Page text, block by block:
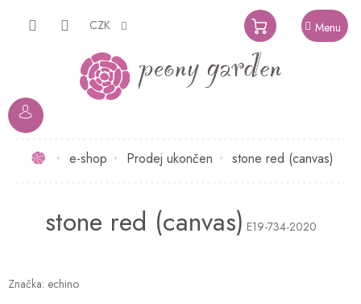
CZK
NÁKUPNÍ
KOŠÍK
Domůe-shop Prodej ukončen stone red (canvas)
stone red (canvas) E19-734-2020
Značka: echino